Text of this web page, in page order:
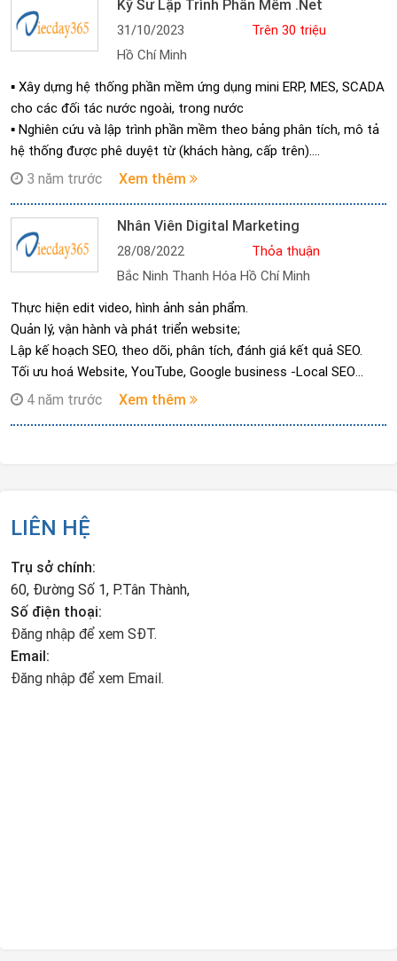
Kỹ Sư Lập Trình Phần Mềm .Net
31/10/2023
Trên 30 triệu
Hồ Chí Minh
▪︎ Xây dựng hệ thống phần mềm ứng dụng mini ERP, MES, SCADA
cho các đối tác nước ngoài, trong nước
▪︎ Nghiên cứu và lập trình phần mềm theo bảng phân tích, mô tả
hệ thống được phê duyệt từ (khách hàng, cấp trên).
▪︎ Xây dựng ý tưởng thiết kế giao diện chức năng, module và
▪︎ Lập phương án và giải quyết các vấn đề phát sinh trong triển
khai dự án.
▪︎ Lên kế hoạch đảm bảo tiến độ công việc cho từng thành viên
trong team.
▪︎ Thực hiện chỉnh sửa, nâng cấp phần mềm theo nhu cầu của
khách hàng, của công ty
▪︎ Hướng dẫn, đào tạo và chuyển giao sản phẩm cho khách hàng.
▪︎ Thực hiện các nhiệm vụ khác theo sự phân công của Trưởng
3 năm trước Xem thêm
Nhân Viên Digital Marketing
28/08/2022
Thỏa thuận
Bắc Ninh Thanh Hóa Hồ Chí Minh
Thực hiện edit video, hình ảnh sản phẩm.
Quản lý, vận hành và phát triển website;
Lập kế hoạch SEO, theo dõi, phân tích, đánh giá kết quả SEO.
Tối ưu hoá Website, YouTube, Google business -Local SEO
Thực hiện công việc theo yêu cầu của quản lý trực tiếp và Ban
4 năm trước Xem thêm
LIÊN HỆ
Trụ sở chính:
60, Đường Số 1, P.Tân Thành,
Số điện thoại:
Đăng nhập để xem SĐT.
Email:
Đăng nhập để xem Email.